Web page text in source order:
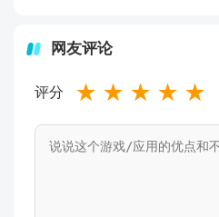
网友评论
评分 ★ ★ ★ ★ ★